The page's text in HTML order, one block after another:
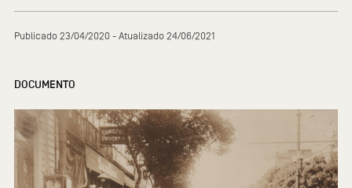
Publicado 23/04/2020 - Atualizado 24/06/2021
DOCUMENTO